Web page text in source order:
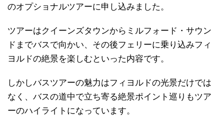
のオプショナルツアーに申し込みました。
ツアーはクイーンズタウンからミルフォード・サウン
ドまでバスで向かい、その後フェリーに乗り込みフィ
ヨルドの絶景を楽しむといった内容です。
しかしバスツアーの魅力はフィヨルドの光景だけでは
なく、バスの道中で立ち寄る絶景ポイント巡りもツア
ーのハイライトになっています。